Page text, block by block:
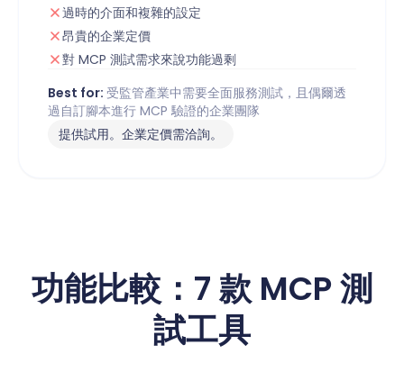
過時的介面和複雜的設定
昂貴的企業定價
對 MCP 測試需求來說功能過剩
Best for: 受監管產業中需要全面服務測試，且偶爾透
過自訂腳本進行 MCP 驗證的企業團隊
提供試用。企業定價需洽詢。
功能比較：7 款 MCP 測
試工具